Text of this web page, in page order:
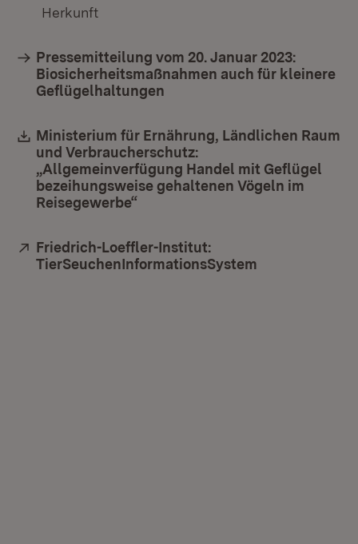
Herkunft
Pressemitteilung vom 20. Januar 2023:
Biosicherheitsmaßnahmen auch für kleinere
Geflügelhaltungen
Download:
Ministerium für Ernährung, Ländlichen Raum
und Verbraucherschutz:
„Allgemeinverfügung Handel mit Geflügel
bezeihungsweise gehaltenen Vögeln im
Reisegewerbe“
Extern:
Friedrich-Loeffler-Institut:
TierSeuchenInformationsSystem